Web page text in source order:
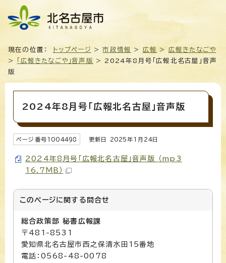
現在の位置： トップページ >市政情報 > 広報 > 広報きたなごや
>
「広報きたなごや」音声版
> 2024年8月号「広報北名古屋」音声
版
2024年8月号「広報北名古屋」音声版
ページ番号1004498 更新日 2025年1月 24日
2024年8月号「広報北名古屋」音声版 （mp3
16.7MB）
このページに関する 問合せ
総合政策部 秘書広報課
〒481-8531
愛知県北名古屋市西之保清水田15番地
電話：0568-48-0078